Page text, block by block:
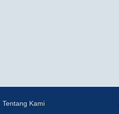
Tentang Kami